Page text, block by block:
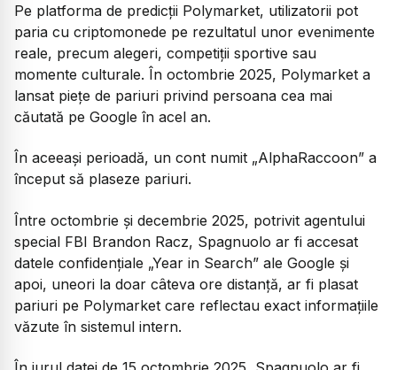
Pe platforma de predicții Polymarket, utilizatorii pot
paria cu criptomonede pe rezultatul unor evenimente
reale, precum alegeri, competiții sportive sau
momente culturale. În octombrie 2025, Polymarket a
lansat piețe de pariuri privind persoana cea mai
căutată pe Google în acel an.
În aceeași perioadă, un cont numit „AlphaRaccoon” a
început să plaseze pariuri.
Între octombrie și decembrie 2025, potrivit agentului
special FBI Brandon Racz, Spagnuolo ar fi accesat
datele confidențiale „Year in Search” ale Google și
apoi, uneori la doar câteva ore distanță, ar fi plasat
pariuri pe Polymarket care reflectau exact informațiile
văzute în sistemul intern.